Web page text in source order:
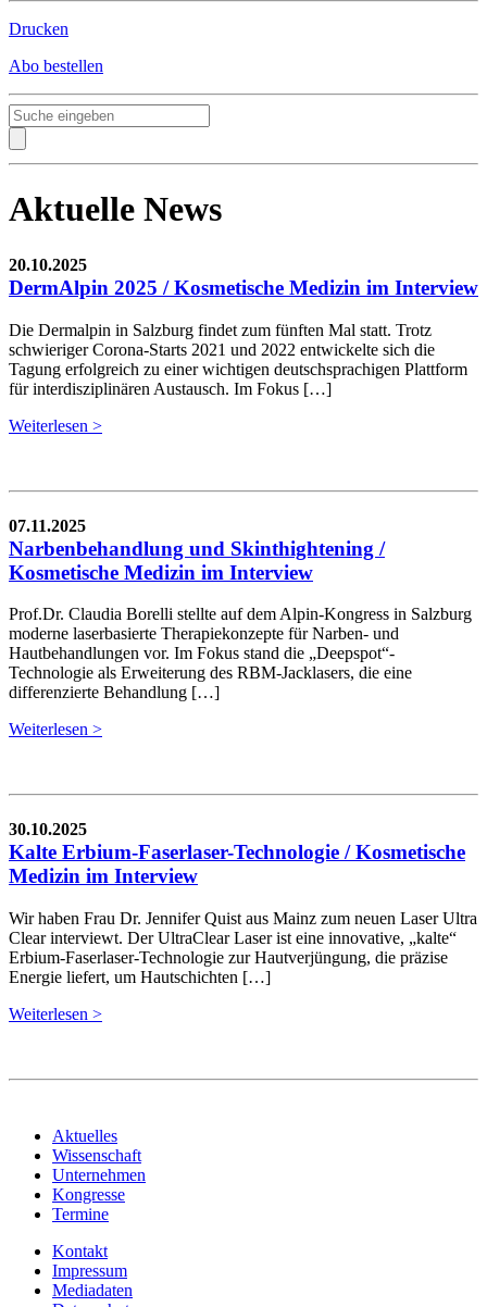
Drucken
Abo bestellen
Aktuelle News
20.10.2025
DermAlpin 2025 / Kosmetische Medizin im Interview
Die Dermalpin in Salzburg findet zum fünften Mal statt. Trotz
schwieriger Corona-Starts 2021 und 2022 entwickelte sich die
Tagung erfolgreich zu einer wichtigen deutschsprachigen Plattform
für interdisziplinären Austausch. Im Fokus […]
Weiterlesen >
07.11.2025
Narbenbehandlung und Skinthightening /
Kosmetische Medizin im Interview
Prof.Dr. Claudia Borelli stellte auf dem Alpin-Kongress in Salzburg
moderne laserbasierte Therapiekonzepte für Narben- und
Hautbehandlungen vor. Im Fokus stand die „Deepspot“-
Technologie als Erweiterung des RBM-Jacklasers, die eine
differenzierte Behandlung […]
Weiterlesen >
30.10.2025
Kalte Erbium-Faserlaser-Technologie / Kosmetische
Medizin im Interview
Wir haben Frau Dr. Jennifer Quist aus Mainz zum neuen Laser Ultra
Clear interviewt. Der UltraClear Laser ist eine innovative, „kalte“
Erbium-Faserlaser-Technologie zur Hautverjüngung, die präzise
Energie liefert, um Hautschichten […]
Weiterlesen >
Aktuelles
Wissenschaft
Unternehmen
Kongresse
Termine
Kontakt
Impressum
Mediadaten